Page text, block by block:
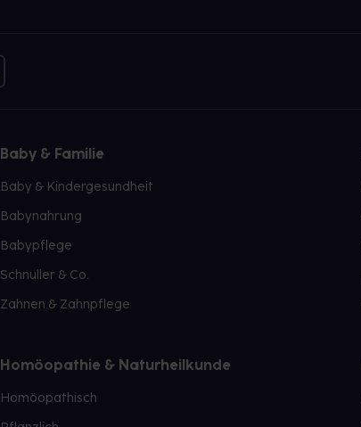
Baby & Familie
Baby & Kindergesundheit
Babynahrung
Babypflege
Schnuller & Co.
Zahnen & Zahnpflege
Homöopathie & Naturheilkunde
Homöopathisch